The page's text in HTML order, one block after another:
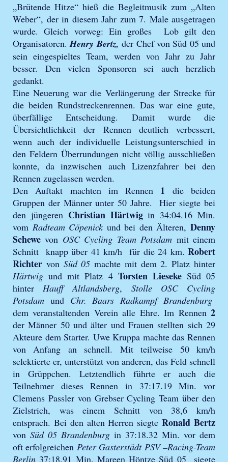
„Brütende Hitze“ hieß die Begleitmusik zum „Alten
Weber“, der in diesem Jahr zum 7. Male ausgetragen
wurde. Gleich vorweg: Ein großes Lob gilt den
Organisatoren.Henry Bertz, der Chef von Süd 05 und
sein eingespieltes Team, werden von Jahr zu Jahr
besser. Den vielen Sponsoren sei auch herzlich
gedankt.
Eine Neuerung war die Verlängerung der Strecke für
die beiden Rundstreckenrennen. Das war eine gute,
überfällige Entscheidung. Damit wurde die
Übersichtlichkeit der Rennen deutlich verbessert,
wenn auch der individuelle Leistungsunterschied in
den Feldern Überrundungen nicht völlig ausschließen
konnte, da inzwischen auch Lizenzfahrer bei den
Rennen zugelassen werden.
Den Auftakt machten im Rennen 1 die beiden
Gruppen der Männer unter 50 Jahre. Hier siegte bei
den jüngeren Christian Härtwigin 34:04.16 Min.
vom Radteam Cöpenick und bei den Älteren,Denny
Schewe von OSC Cycling Team Potsdam mit einem
Schnitt knapp über 41 km/h für die 24 km. Robert
Richter von Süd 05 machte mit dem 2. Platz hinter
Härtwig und mit Platz 4 Torsten LiesekeSüd 05
hinterHauff Altlandsberg, Stolle OSC Cycling
Potsdam und Chr. Baars Radkampf Brandenburg
dem veranstaltenden Verein alle Ehre. Im Rennen 2
der Männer 50 und älter und Frauen stellten sich 29
Akteure dem Starter. Uwe Kruppa machte das Rennen
von Anfang an schnell. Mit teilweise 50 km/h
selektierte er, unterstützt von anderen, das Feld schnell
in Grüppchen. Letztendlich führte er auch die
Teilnehmer dieses Rennen in 37:17.19 Min. vor
Clemens Passler von Grebser Cycling Team über den
Zielstrich, was einem Schnitt von 38,6 km/h
entsprach. Bei den alten Herren siegteRonald Bertz
von Süd 05 Brandenburg in 37:18.32 Min. vor dem
oft erfolgreichen Peter Gasterstädt PSV –Racing-Team
Berlin 37:18.91 Min. Mareen Höntze Süd 05 siegte